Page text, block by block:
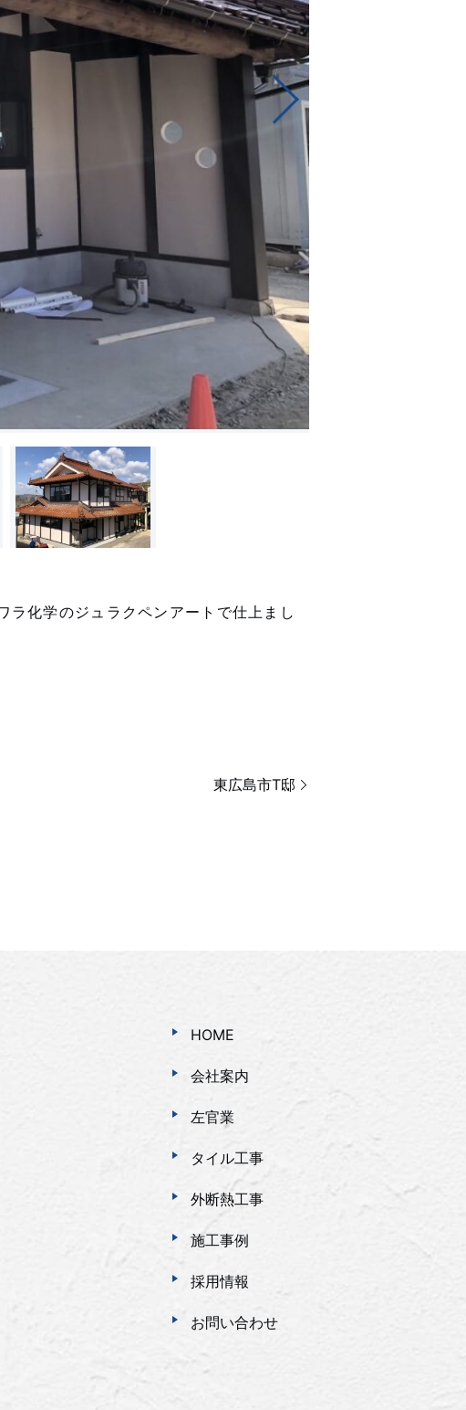
ラ化学のジュラクペンアートで仕上まし
東広島市T邸
HOME
会社案内
左官業
タイル工事
外断熱工事
施工事例
採用情報
お問い合わせ